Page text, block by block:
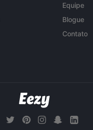
Equipe
Blogue
Contato